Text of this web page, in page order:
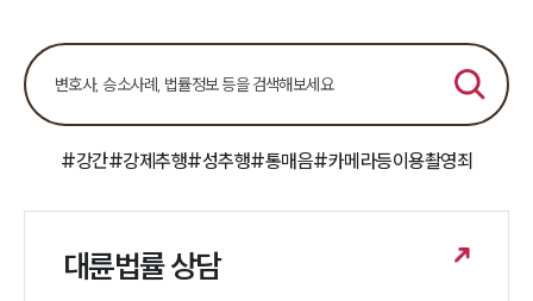
#강간#강제추행#성추행#통매음#카메라등이용촬영죄
대륜법률 상담